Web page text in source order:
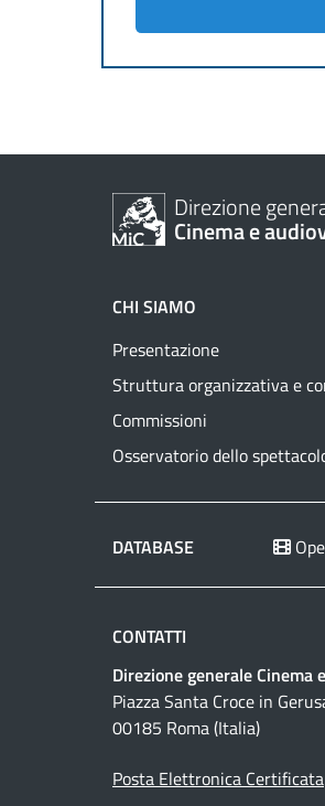
Direzione
Cinema e
CHI SIAMO
Presentazione
Struttura organizzativa e
Commissioni
Osservatorio dello
DATABASE
CONTATTI
Direzione generale Cinema
Piazza Santa Croce in
00185 Roma (Italia)
Posta Elettronica Certificata